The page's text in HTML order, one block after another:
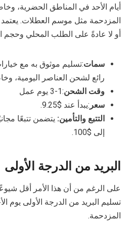
أيام الأحد في المناطق الحضرية،
المزدحمة مثل موسم العطلات. يعتمد
أو لا عادةً على الطلب المحلي وحجم
سمات:تسليم موثوق به مع
رائع لشحن العناصر اليومية،
وقت الشحن:1-3 يوم عمل
سعر :يبدأ عند $9.25.
التتبع والتأمين: يتضمن تتبعًا
إلى $100.
البريد من الدرجة الأولى
على الرغم من أن هذا الأمر أقل
تسليم البريد من الدرجة الأولى يوم
المزدحمة.